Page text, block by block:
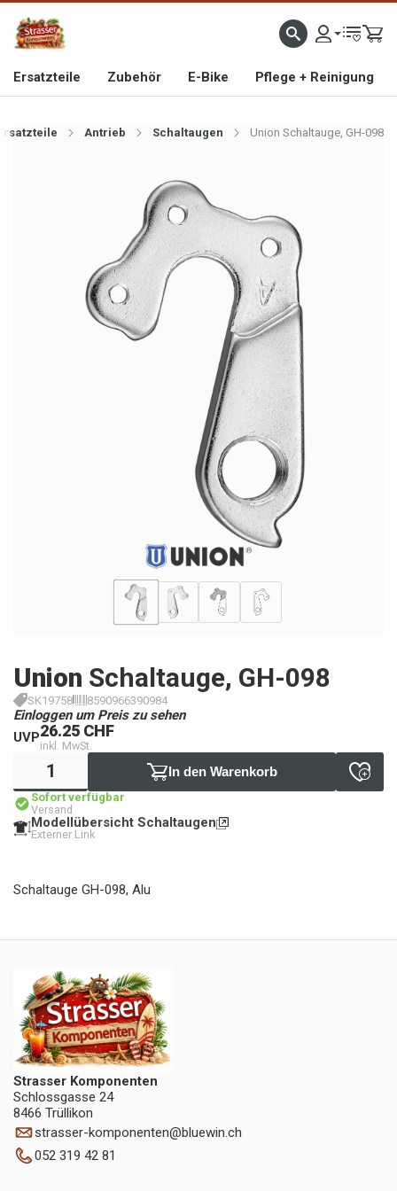
IMPORTEUR VON HOCHWERTIGEN FAHRRAD- UND MOFAERSATZTEILEN SEIT 1993
Ersatzteile Zubehör E-Bike Pflege + Reinigung
Antrieb Schaltaugen Union Schaltauge, GH-098
Union Schaltauge, GH-098
SK19758 8590966390984
Einloggen um Preis zu sehen
UVP26.25 CHF
inkl. MwSt.
In den Warenkorb
Sofort verfügbar
Versand
Modellübersicht Schaltaugen
Externer Link
Schaltauge GH-098, Alu
Strasser Komponenten
Schlossgasse 24
8466 Trüllikon
strasser-komponenten@bluewin.ch
052 319 42 81